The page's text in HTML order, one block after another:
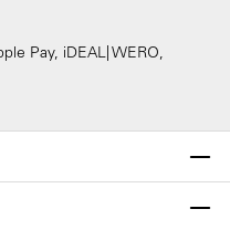
Pay, iDEAL| WERO,